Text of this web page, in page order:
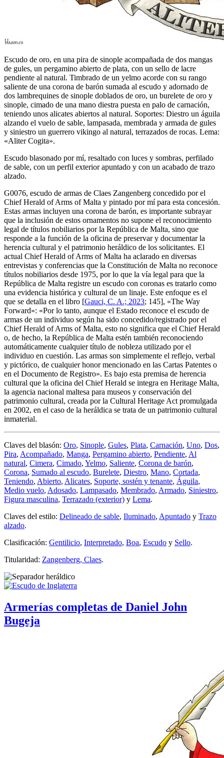
Escudo de oro, en una pira de sinople acompañada de dos mangas
de gules, un pergamino abierto de plata, con un sello de lacre
pendiente al natural. Timbrado de un yelmo acorde con su rango
saliente de una corona de barón sumada al escudo y adornado de
dos lambrequines de sinople doblados de oro, un burelete de oro y
sinople, cimado de una mano diestra puesta en palo de carnación,
teniendo unos alicates abiertos al natural. Soportes: Diestro un águila
alzando el vuelo de sable, lampasada, membrada y armada de gules
y siniestro un guerrero vikingo al natural, terrazados de rocas. Lema:
«Aliter Cogita».
Escudo blasonado por mí, resaltado con luces y sombras, perfilado
de sable, con un perfil exterior apuntado y con un acabado de trazo
alzado.
G0076, escudo de armas de Claes Zangenberg concedido por el
Chief Herald of Arms of Malta y pintado por mí para esta concesión.
Estas armas incluyen una corona de barón, es importante subrayar
que la inclusión de estos ornamentos no supone el reconocimiento
legal de títulos nobiliarios por la República de Malta, sino que
responde a la función de la oficina de preservar y documentar la
herencia cultural y el patrimonio heráldico de los solicitantes. El
actual Chief Herald of Arms of Malta ha aclarado en diversas
entrevistas y conferencias que la Constitución de Malta no reconoce
títulos nobiliarios desde 1975, por lo que la vía legal para que la
República de Malta registre un escudo con coronas es tratarlo como
una evidencia histórica y cultural de un linaje. Este enfoque es el
que se detalla en el libro [Gauci, C. A.; 2023; 145], «The Way
Forward»: «Por lo tanto, aunque el Estado reconoce el escudo de
armas de un individuo según ha sido concedido/registrado por el
Chief Herald of Arms of Malta, esto no significa que el Chief Herald
o, de hecho, la República de Malta estén también reconociendo
automáticamente cualquier título de nobleza utilizado por el
individuo en cuestión. Las armas son simplemente el reflejo, verbal
y pictórico, de cualquier honor mencionado en las Cartas Patentes o
en el Documento de Registro». Es bajo esta premisa de herencia
cultural que la oficina del Chief Herald se integra en Heritage Malta,
la agencia nacional maltesa para museos y conservación del
patrimonio cultural, creada por la Cultural Heritage Act promulgada
en 2002, en el caso de la heráldica se trata de un patrimonio cultural
inmaterial.
Claves del blasón: Oro, Sinople, Gules, Plata, Carnación, Uno, Dos,
Pira, Acompañado, Manga, Pergamino abierto, Pendiente, Al
natural, Cimera, Cimado, Yelmo, Saliente, Corona de barón,
Corona, Sumado al escudo, Burelete, Diestro, Mano, Cortada,
Teniendo, Abierto, Alicates, Soporte, sostén y tenante, Águila,
Medio vuelo, Adosado, Lampasado, Membrado, Armado, Siniestro,
Figura masculina, Terrazado (exterior) y Lema.
Claves del estilo: Delineado de sable, Iluminado, Apuntado y Trazo
alzado.
Clasificación: Gentilicio, Interpretado, Boa, Escudo y Sello.
Titularidad: Zangenberg, Claes.
Armerías completas de Daniel John
Bugeja